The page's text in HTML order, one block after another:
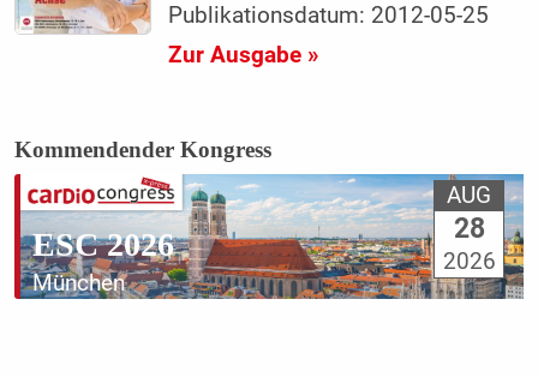
Publikationsdatum: 2012-05-25
Zur Ausgabe »
Kommendender Kongress
ESC 2026
München
AUG
28
2026